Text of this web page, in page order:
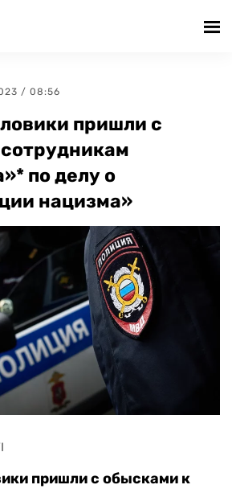
/ 08:56
пришли с
по делу о
нацизма»
пришли с обысками к